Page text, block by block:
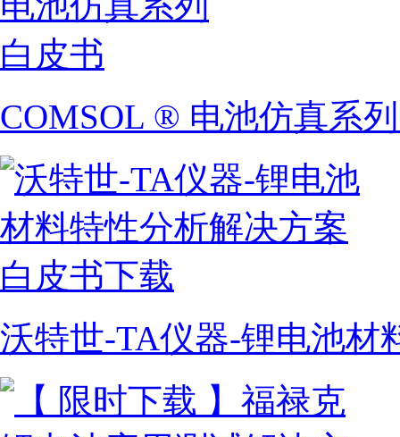
COMSOL ® 电池仿真系
沃特世-TA仪器-锂电池材